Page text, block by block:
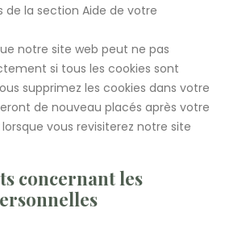
de la section Aide de votre
notre site web peut ne pas
si tous les cookies sont
supprimez les cookies dans votre
de nouveau placés après votre
vous revisiterez notre site
concernant les